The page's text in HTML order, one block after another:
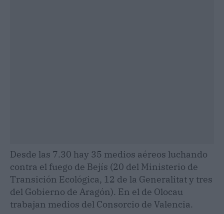
Desde las 7.30 hay 35 medios aéreos luchando
contra el fuego de Bejís (20 del Ministerio de
Transición Ecológica, 12 de la Generalitat y tres
del Gobierno de Aragón). En el de Olocau
trabajan medios del Consorcio de Valencia.